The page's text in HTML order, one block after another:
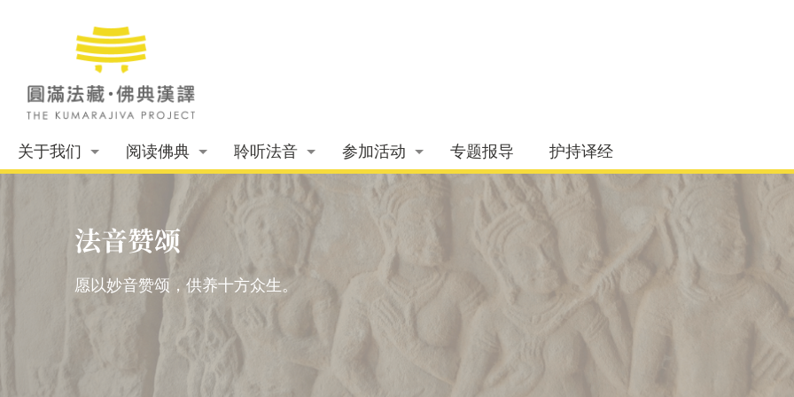
关于我们 阅读佛典 聆听法音 参加活动 专题报导 护持译经
法音赞颂
愿以妙音赞颂，供养十方众生。